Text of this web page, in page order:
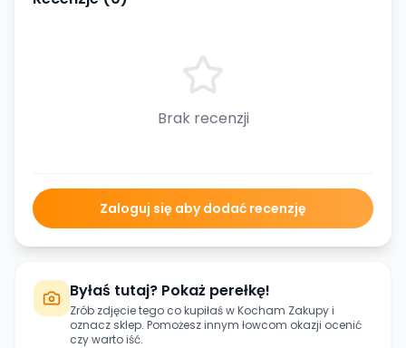
Brak recenzji
Zaloguj się aby dodać recenzję
Byłaś tutaj? Pokaż perełkę!
Zrób zdjęcie tego co kupiłaś wKocham Zakupyi
oznacz sklep. Pomożesz innym łowcom okazji ocenić
czy warto iść.